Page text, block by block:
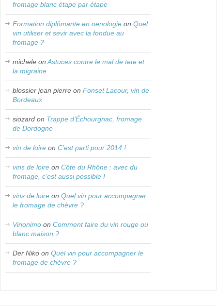
fromage blanc étape par étape
Formation diplômante en oenologie onQuel
vin utiliser et sevir avec la fondue au
fromage ?
michele onAstuces contre le mal de tete et
la migraine
blossier jean pierre onFonset Lacour, vin de
Bordeaux
siozard on Trappe d’Échourgnac, fromage
de Dordogne
vin de loire onC’est parti pour 2014 !
vins de loire onCôte du Rhône : avec du
fromage, c’est aussi possible !
vins de loire onQuel vin pour accompagner
le fromage de chèvre ?
Vinonimo onComment faire du vin rouge ou
blanc maison ?
Der Niko onQuel vin pour accompagner le
fromage de chèvre ?